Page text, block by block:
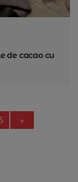
de cacao cu
5 »